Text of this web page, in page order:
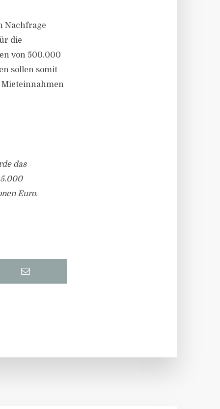
Nachfrage
die
von 500.000
sollen somit
Mieteinnahmen
das
Euro.